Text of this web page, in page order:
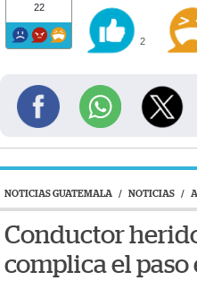
22
2
NOTICIAS GUATEMALA / NOTICIAS /
Conductor
complica el